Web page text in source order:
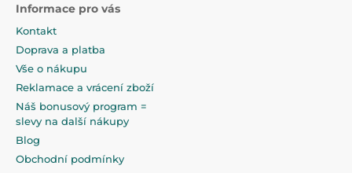
Informace pro vás
Kontakt
Doprava a platba
Vše o nákupu
Reklamace a vrácení zboží
Náš bonusový program =
slevy na další nákupy
Blog
Obchodní podmínky